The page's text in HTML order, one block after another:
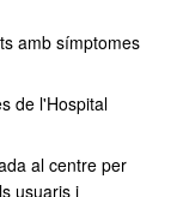
amb símptomes
de l'Hospital
al centre per
usuaris i